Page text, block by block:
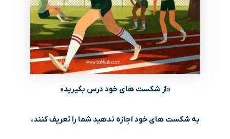
«از شکست های خود درس بگیرید»
به شکست های خود اجازه ندهید شما را تعریف کنند،